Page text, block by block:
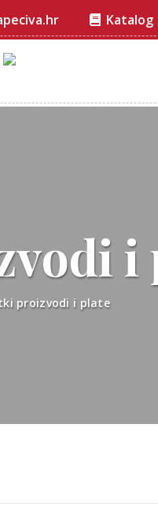
Katalog
i
proizvodi i plate